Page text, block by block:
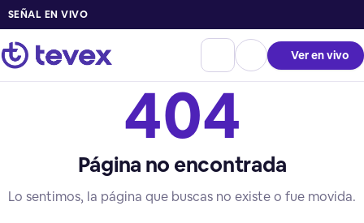
SEÑAL EN VIVO
Ver en vivo
404
Página no encontrada
Lo sentimos, la página que buscas no existe o fue movida.